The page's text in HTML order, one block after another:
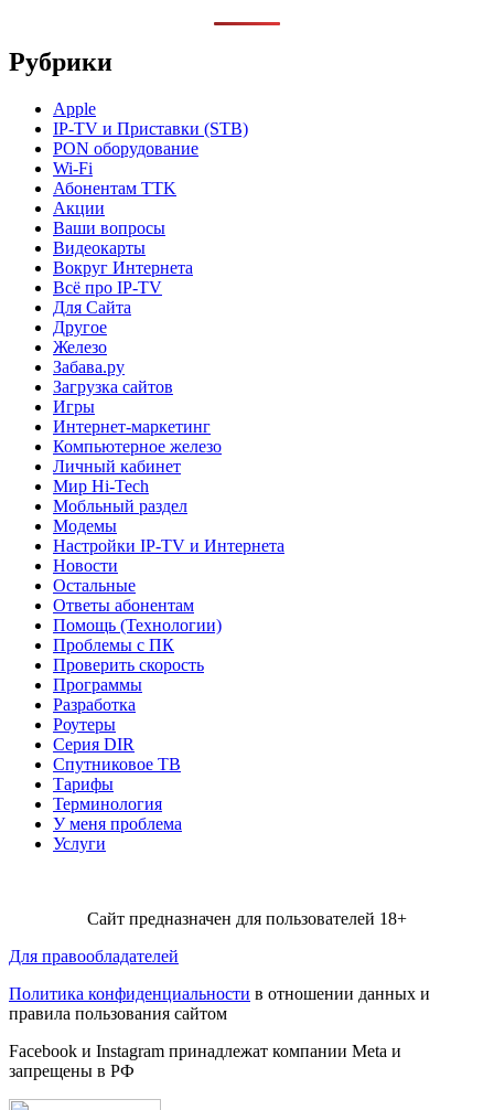
Рубрики
Apple
IP-TV и Приставки (STB)
PON оборудование
Wi-Fi
Абонентам TTK
Акции
Ваши вопросы
Видеокарты
Вокруг Интернета
Всё про IP-TV
Для Сайта
Другое
Железо
Забава.ру
Загрузка сайтов
Игры
Интернет-маркетинг
Компьютерное железо
Личный кабинет
Мир Hi-Tech
Мобльный раздел
Модемы
Настройки IP-TV и Интернета
Новости
Остальные
Ответы абонентам
Помощь (Технологии)
Проблемы с ПК
Проверить скорость
Программы
Разработка
Роутеры
Серия DIR
Спутниковое ТВ
Тарифы
Терминология
У меня проблема
Услуги
Сайт предназначен для пользователей 18+
Для правообладателей
Политика конфиденциальности в отношении данных и
правила пользования сайтом
Facebook и Instagram принадлежат компании Metа и
запрещены в РФ